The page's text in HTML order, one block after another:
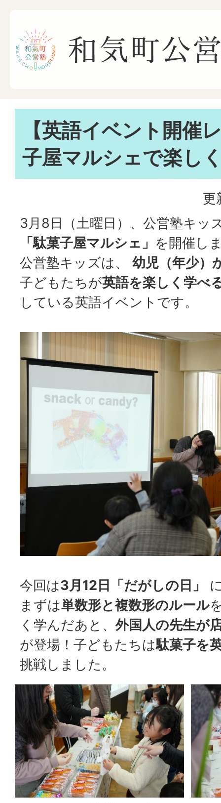
【英語イベント開催
子屋マルシェで楽し
更
3月8日（土曜日）、公営塾キッ
「駄菓子屋マルシェ」 を開催し
公営塾キッズは、 幼児（年少）
子どもたちが英語を楽しく学べ
している英語イベントです。
今回は3月12日「だがしの日」
まずは単数形と複数形のルール
く学んだあと、 外国人の先生が
が登場！子どもたちは駄菓子を
挑戦しました。